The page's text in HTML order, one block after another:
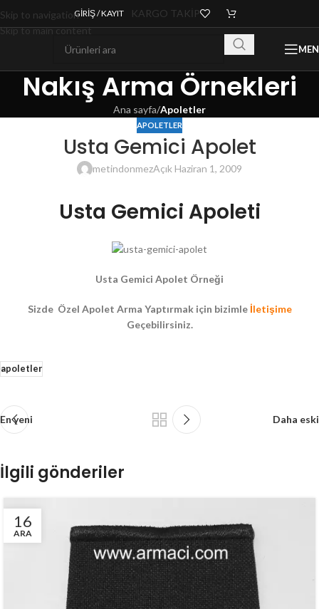
Skip to navigation
Skip to main content
GIRIŞ / KAYIT KARGO TAKİP
Nakış Arma Örnekleri
Ana sayfa/Apoletler
APOLETLER
Usta Gemici Apolet
metindonmezAçık Haziran 1, 2009
Usta Gemici Apoleti
Usta Gemici Apolet Örneği
Sizde Özel Apolet Arma Yaptırmak için bizimle İletişime
Geçebilirsiniz.
apoletler
En yeni Daha eski
İlgili gönderiler
16
ARA